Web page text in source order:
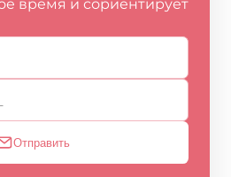
время и сориентирует
Отправить